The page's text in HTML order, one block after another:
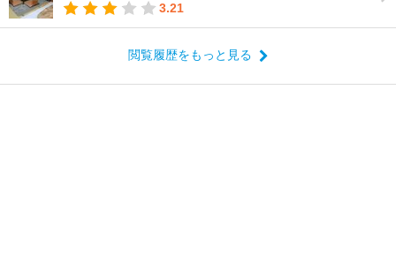
3.21
閲覧履歴をもっと見る